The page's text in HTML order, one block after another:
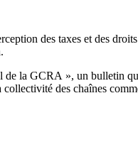
des taxes et des
la GCRA », un bulletin
des chaînes